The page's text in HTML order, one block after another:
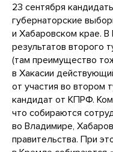
23 сентября
губернаторские
и Хабаровском крае.
результатов второго
(там преимущество
в Хакасии
от участия во втором
кандидат от КПРФ.
что собираются
во Владимире,
правительства. При